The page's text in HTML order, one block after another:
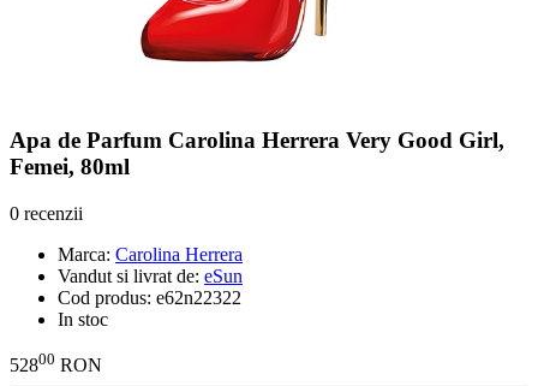
Apa de Parfum Carolina Herrera Very Good Girl,
Femei, 80ml
0 recenzii
Marca: Carolina Herrera
Vandut si livrat de: eSun
Cod produs: e62n22322
In stoc
52800 RON